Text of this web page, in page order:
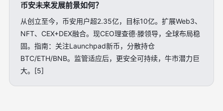
币安未来发展前景如何？
从创立至今，币安用户超2.35亿，目标10亿。扩展Web3、
NFT、CEX+DEX融合。现CEO理查德·滕领导，全球布局稳
固。指南：关注Launchpad新币，分散持仓
BTC/ETH/BNB。监管适应后，更安全可持续，牛市潜力巨
大。[5]